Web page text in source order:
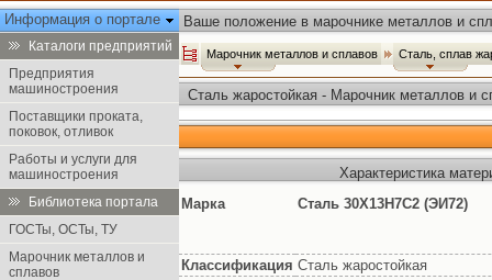
Информация о портале
Каталоги предприятий
Предприятия
машиностроения
Поставщики проката,
поковок, отливок
Работы и услуги для
машиностроения
Библиотека портала
ГОСТы, ОСТы, ТУ
Марочник металлов и
сплавов
Ваше положение в марочнике металлов и
Марочник металлов и сплавов Сталь, сплав
Сталь жаростойкая - Марочник металлов и
Характеристика
Марка
Сталь 30Х13Н7С2 (ЭИ72)
Классификация Сталь жаростойкая